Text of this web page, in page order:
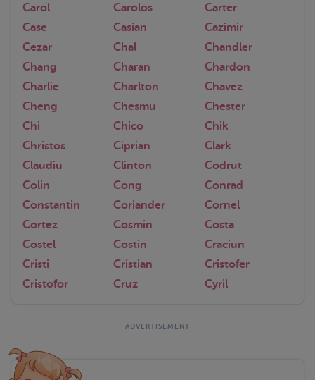
Carol
Carolos
Carter
Case
Casian
Cazimir
Cezar
Chal
Chandler
Chang
Charan
Chardon
Charlie
Charlton
Chavez
Cheng
Chesmu
Chester
Chi
Chico
Chik
Christos
Ciprian
Clark
Claudiu
Clinton
Codrut
Colin
Cong
Conrad
Constantin
Coriander
Cornel
Cortez
Cosmin
Costa
Costel
Costin
Craciun
Cristi
Cristian
Cristofer
Cristofor
Cruz Cyril